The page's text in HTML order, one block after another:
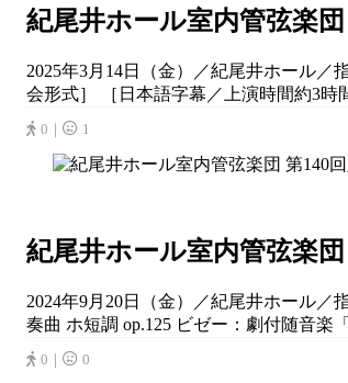
紀尾井ホール室内管弦楽
2025年3月14日（金）／紀尾井ホール
会形式］ ［日本語字幕／上演時間約3時
0｜ 1
紀尾井ホール室内管弦楽
2024年9月20日（金）／紀尾井ホール
奏曲 ホ短調 op.125 ビゼー：劇付随音楽
0｜ 0